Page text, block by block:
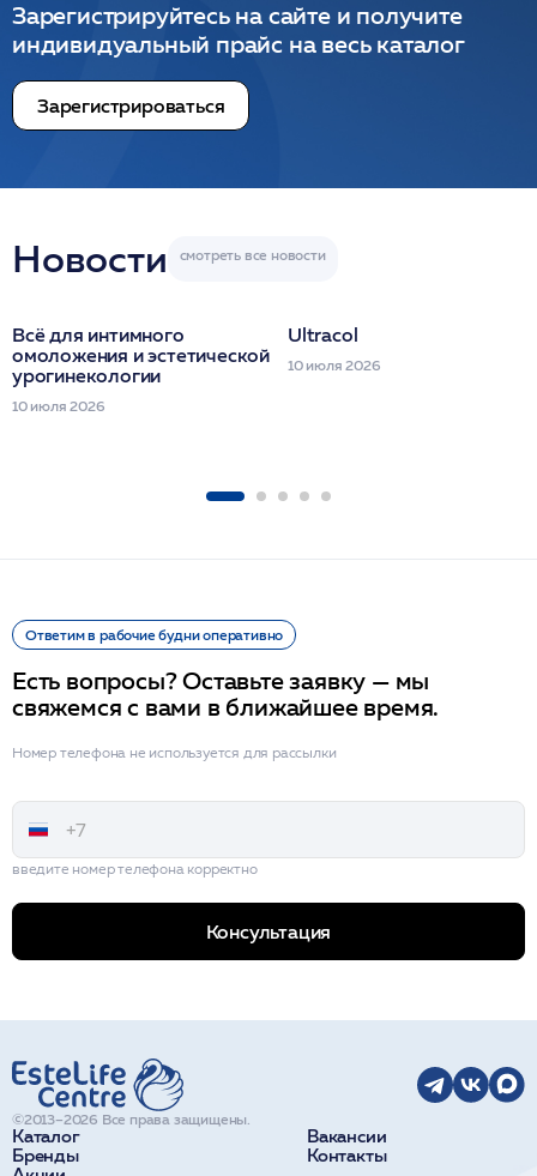
Зарегистрируйтесь на сайте и получите
индивидуальный прайс на весь каталог
Зарегистрироваться
Новости
Всё для интимного
омоложения и эстетической
урогинекологии
10 июля 2026
Ultracol
10 июля 2026
Ответим в рабочие будни оперативно
Есть вопросы? Оставьте заявку — мы
свяжемся с вами в ближайшее время.
Номер телефона не используется для рассылки
введите номер телефона корректно
Консультация
Каталог
Бренды
Вакансии
Контакты
©2013–2026 Все права защищены.